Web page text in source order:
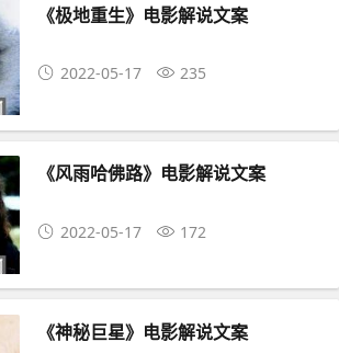
《极地重生》电影解说文案
2022-05-17 235
《风雨哈佛路》电影解说文案
2022-05-17 172
《神秘巨星》电影解说文案